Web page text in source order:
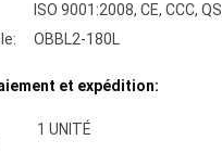
ISO 9001:2008, CE, CCC, QS
OBBL2-180L
et expédition:
1 UNITÉ